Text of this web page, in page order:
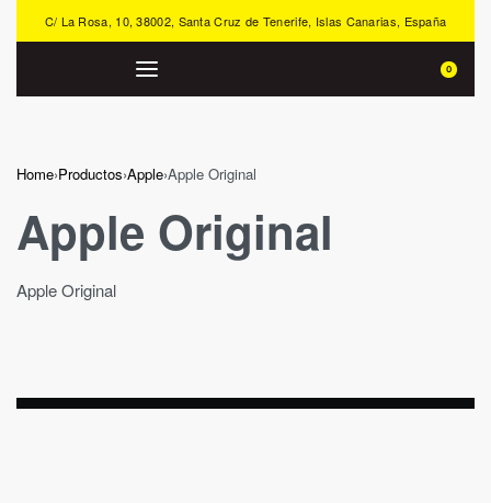
C/ La Rosa, 10, 38002, Santa Cruz de Tenerife, Islas Canarias, España
0
Home›Productos›Apple›Apple Original
Apple Original
Apple Original